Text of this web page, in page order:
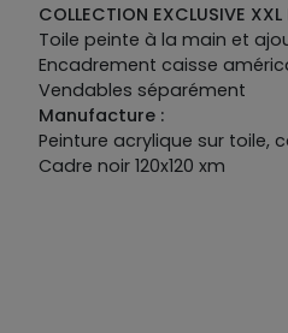
COLLECTION EXCLUSIVE
Toile peinte à la main et
Encadrement caisse
Vendables séparément
Manufacture :
Peinture acrylique sur toile,
Cadre noir 120x120 xm